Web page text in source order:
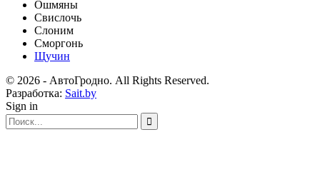
Ошмяны
Свислочь
Слоним
Сморгонь
Щучин
© 2026 - АвтоГродно. All Rights Reserved.
Разработка: Sait.by
Sign in